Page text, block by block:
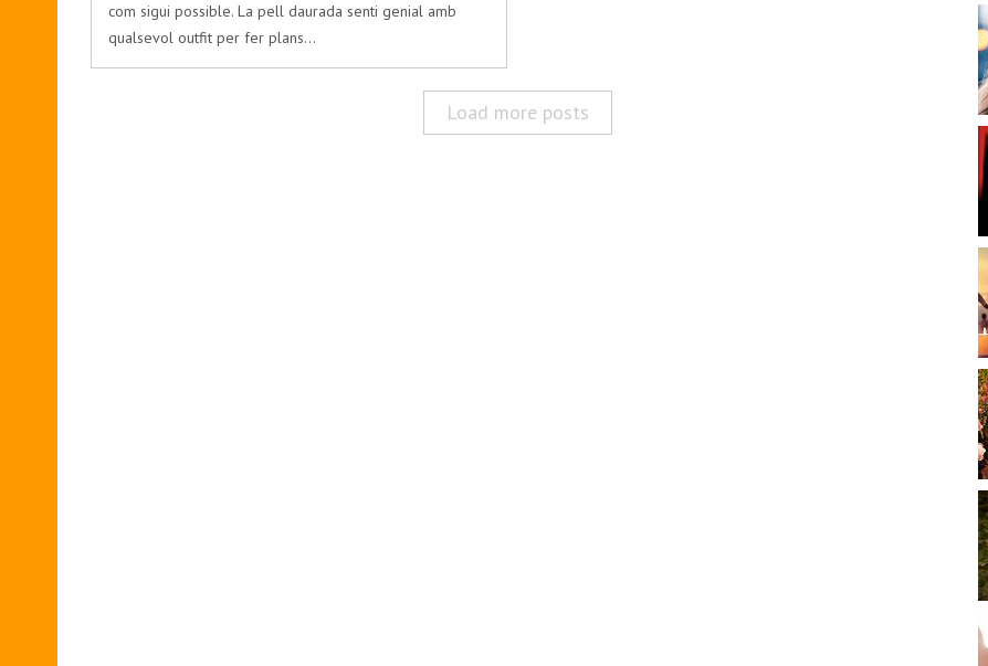
com sigui possible. La pell daurada senti genial amb
qualsevol outfit per fer plans…
Load more posts